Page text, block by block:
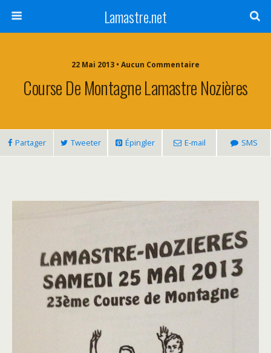
Lamastre.net
22 Mai 2013 • Aucun Commentaire
Course De Montagne Lamastre Nozières
Partager Tweeter Épingler E-mail SMS